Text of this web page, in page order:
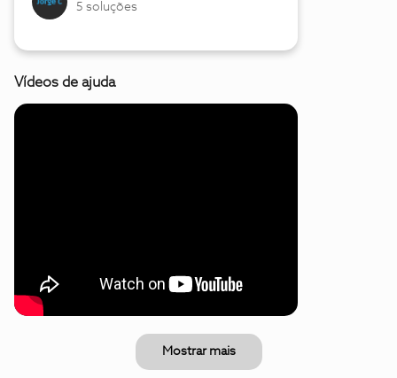
5 soluções
Vídeos de ajuda
Mostrar mais